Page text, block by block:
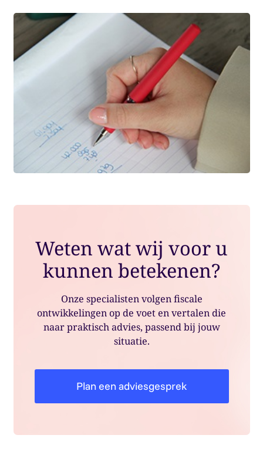
Weten wat wij voor u
kunnen betekenen?
Onze specialisten volgen fiscale
ontwikkelingen op de voet en vertalen die
naar praktisch advies, passend bij jouw
situatie.
Plan een adviesgesprek